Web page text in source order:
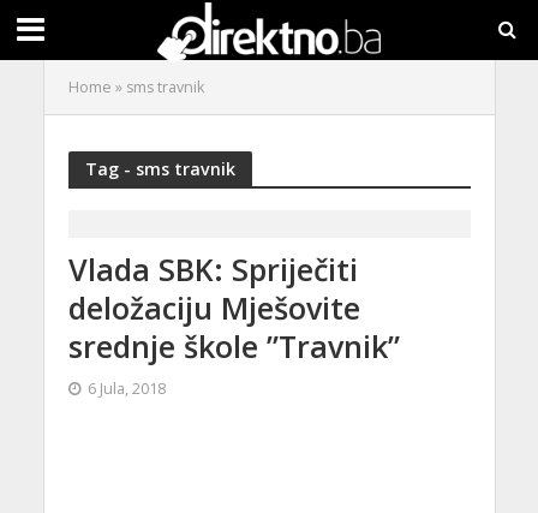
Home » sms travnik
Tag - sms travnik
Vlada SBK: Spriječiti
deložaciju Mješovite
srednje škole ”Travnik”
6 Jula, 2018